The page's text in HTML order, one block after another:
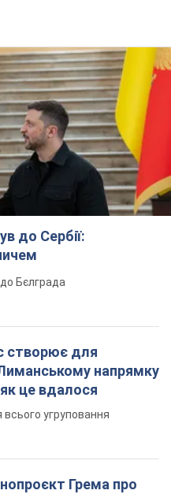
до Сербії:
Бєлграда
створює для
Лиманському напрямку
це вдалося
всього угруповання
Грема про